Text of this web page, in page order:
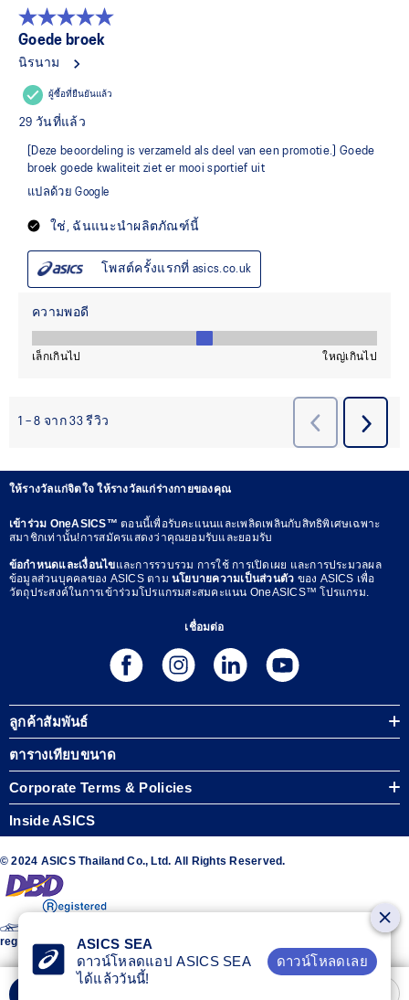
ให้รางวัลแก่จิตใจ ให้รางวัลแก่ร่างกายของคุณ
เข้าร่วม OneASICS™ตอนนี้เพื่อรับคะแนนและเพลิดเพลินกับสิทธิพิเศษเฉพาะ
สมาชิกเท่านั้น!การสมัครแสดงว่าคุณยอมรับและยอมรับ
ข้อกำหนดและเงื่อนไขและการรวบรวม การใช้ การเปิดเผย และการประมวลผล
ข้อมูลส่วนบุคคลของ ASICS ตาม นโยบายความเป็นส่วนตัว ของ ASICS เพื่อ
วัตถุประสงค์ในการเข้าร่วมโปรแกรมสะสมคะแนน OneASICS™ โปรแกรม.
เชื่อมต่อ
ลูกค้าสัมพันธ์
ตารางเทียบขนาด
Corporate Terms & Policies
Inside ASICS
© 2024 ASICS Thailand Co., Ltd. All Rights Reserved.
The stripe design featured on the sides of the ASICS® shoes is a
registered trademark of ASICS Corporation
ASICS SEA
ดาวน์โหลดแอป ASICS SEA
ได้แล้ววันนี้!
ดาวน์โหลดเลย